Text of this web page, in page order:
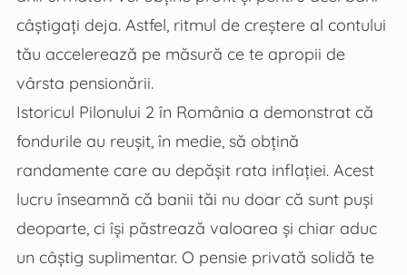
câștigați deja. Astfel, ritmul de creștere al contului
tău accelerează pe măsură ce te apropii de
vârsta pensionării.
Istoricul Pilonului 2 în România a demonstrat că
fondurile au reușit, în medie, să obțină
randamente care au depășit rata inflației. Acest
lucru înseamnă că banii tăi nu doar că sunt puși
deoparte, ci își păstrează valoarea și chiar aduc
un câștig suplimentar. O pensie privată solidă te